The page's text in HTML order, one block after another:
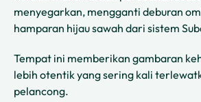
menyegarkan, mengganti deburan
hamparan hijau sawah dari sistem
Tempat ini memberikan gambaran
lebih otentik yang sering kali
pelancong.